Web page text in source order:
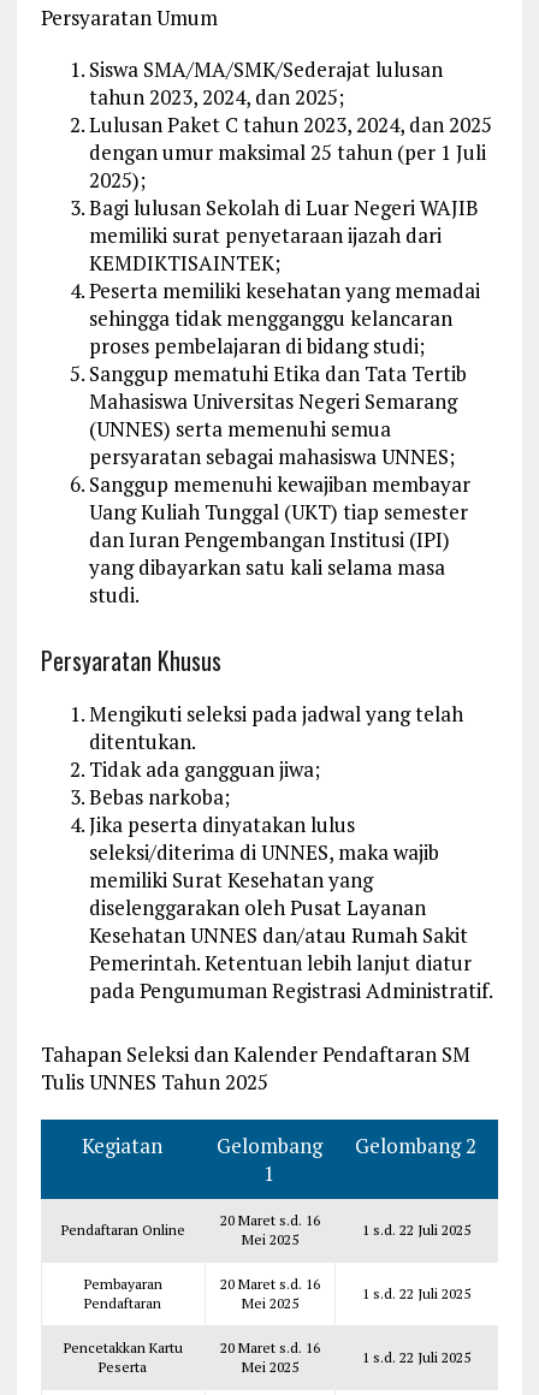
Persyaratan Umum
Siswa SMA/MA/SMK/Sederajat lulusan
tahun 2023, 2024, dan 2025;
Lulusan Paket C tahun 2023, 2024, dan 2025
dengan umur maksimal 25 tahun (per 1 Juli
2025);
Bagi lulusan Sekolah di Luar Negeri WAJIB
memiliki surat penyetaraan ijazah dari
KEMDIKTISAINTEK;
Peserta memiliki kesehatan yang memadai
sehingga tidak mengganggu kelancaran
proses pembelajaran di bidang studi;
Sanggup mematuhi Etika dan Tata Tertib
Mahasiswa Universitas Negeri Semarang
(UNNES) serta memenuhi semua
persyaratan sebagai mahasiswa UNNES;
Sanggup memenuhi kewajiban membayar
Uang Kuliah Tunggal (UKT) tiap semester
dan Iuran Pengembangan Institusi (IPI)
yang dibayarkan satu kali selama masa
studi.
Persyaratan Khusus
Mengikuti seleksi pada jadwal yang telah
ditentukan.
Tidak ada gangguan jiwa;
Bebas narkoba;
Jika peserta dinyatakan lulus
seleksi/diterima di UNNES, maka wajib
memiliki Surat Kesehatan yang
diselenggarakan oleh Pusat Layanan
Kesehatan UNNES dan/atau Rumah Sakit
Pemerintah. Ketentuan lebih lanjut diatur
pada Pengumuman Registrasi Administratif.
Tahapan Seleksi dan Kalender Pendaftaran SM
Tulis UNNES Tahun 2025
Kegiatan
Gelombang
1
Gelombang 2
Pendaftaran Online
20 Maret s.d. 16
Mei 2025
1 s.d. 22 Juli 2025
Pembayaran
Pendaftaran
20 Maret s.d. 16
Mei 2025
1 s.d. 22 Juli 2025
Pencetakkan Kartu
Peserta
20 Maret s.d. 16
Mei 2025
1 s.d. 22 Juli 2025